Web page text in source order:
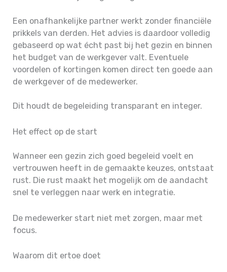
Een onafhankelijke partner werkt zonder financiële
prikkels van derden. Het advies is daardoor volledig
gebaseerd op wat écht past bij het gezin en binnen
het budget van de werkgever valt. Eventuele
voordelen of kortingen komen direct ten goede aan
de werkgever of de medewerker.
Dit houdt de begeleiding transparant en integer.
Het effect op de start
Wanneer een gezin zich goed begeleid voelt en
vertrouwen heeft in de gemaakte keuzes, ontstaat
rust. Die rust maakt het mogelijk om de aandacht
snel te verleggen naar werk en integratie.
De medewerker start niet met zorgen, maar met
focus.
Waarom dit ertoe doet